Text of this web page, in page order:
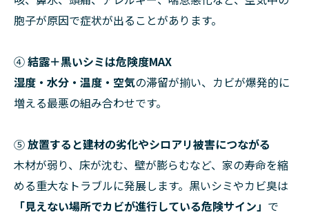
胞子が原因で症状が出ることがあります。
④結露＋黒いシミは危険度MAX
湿度・水分・温度・空気の滞留が揃い、カビが爆発的に
増える最悪の組み合わせです。
⑤放置すると建材の劣化やシロアリ被害につながる
木材が弱り、床が沈む、壁が膨らむなど、家の寿命を縮
める重大なトラブルに発展します。黒いシミやカビ臭は
「見えない場所でカビが進行している危険サイン」 で